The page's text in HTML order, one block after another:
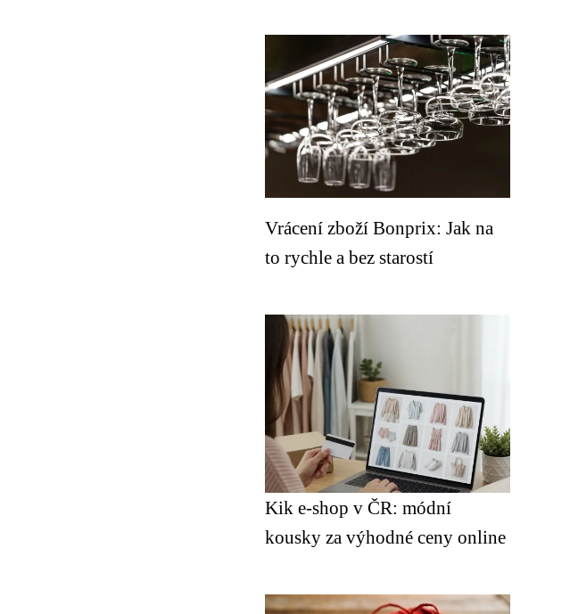
Vrácení zboží Bonprix: Jak na
to rychle a bez starostí
Kik e-shop v ČR: módní
kousky za výhodné ceny online